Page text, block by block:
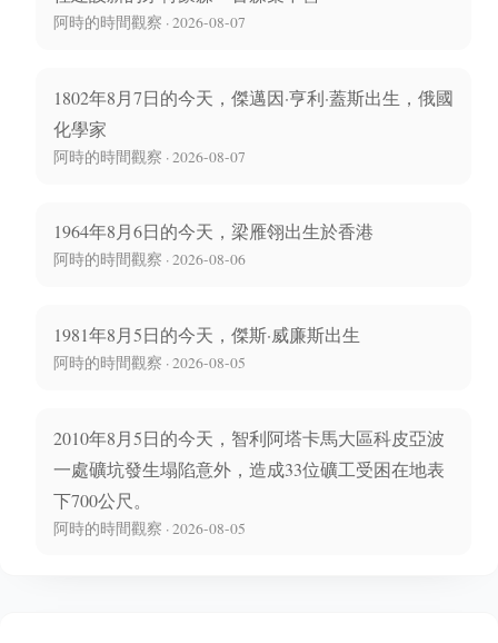
阿時的時間觀察 · 2026-08-07
1802年8月7日的今天，傑邁因·亨利·蓋斯出生，俄國
化學家
阿時的時間觀察 · 2026-08-07
1964年8月6日的今天，梁雁翎出生於香港
阿時的時間觀察 · 2026-08-06
1981年8月5日的今天，傑斯·威廉斯出生
阿時的時間觀察 · 2026-08-05
2010年8月5日的今天，智利阿塔卡馬大區科皮亞波
一處礦坑發生塌陷意外，造成33位礦工受困在地表
下700公尺。
阿時的時間觀察 · 2026-08-05